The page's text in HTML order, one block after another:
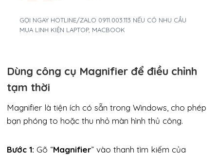
GỌI NGAY HOTLINE/ZALO 0911.003.113 NẾU CÓ NHU CẦU
MUA LINH KIỆN LAPTOP, MACBOOK
Dùng công cụ Magnifier để điều chỉnh
tạm thời
Magnifier là tiện ích có sẵn trong Windows, cho phép
bạn phóng to hoặc thu nhỏ màn hình thủ công.
Bước 1: Gõ “Magnifier” vào thanh tìm kiếm của